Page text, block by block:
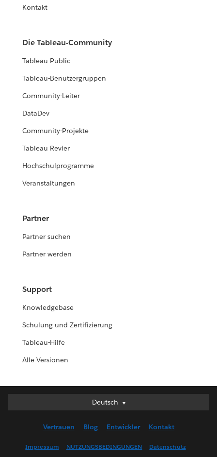
Kontakt
Die Tableau-Community
Tableau Public
Tableau-Benutzergruppen
Community-Leiter
DataDev
Community-Projekte
Tableau Revier
Hochschulprogramme
Veranstaltungen
Partner
Partner suchen
Partner werden
Support
Knowledgebase
Schulung und Zertifizierung
Tableau-Hilfe
Alle Versionen
Deutsch
Deutsch
English (US)
Vertrauen Blog Entwickler Kontakt
Impressum NUTZUNGSBEDINGUNGEN Datenschutz